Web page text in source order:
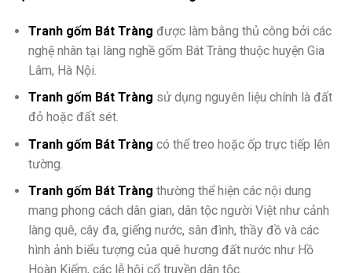
Tranh gốm Bát Tràng được làm bằng thủ công bởi các
nghệ nhân tại làng nghề gốm Bát Tràng thuộc huyện Gia
Lâm, Hà Nội.
Tranh gốm Bát Tràng sử dụng nguyên liệu chính là đất
đỏ hoặc đất sét.
Tranh gốm Bát Tràng có thể treo hoặc ốp trực tiếp lên
tường.
Tranh gốm Bát Tràng thường thể hiện các nội dung
mang phong cách dân gian, dân tộc người Việt như cảnh
làng quê, cây đa, giếng nước, sân đình, thầy đồ và các
hình ảnh biểu tượng của quê hương đất nước như Hồ
Hoàn Kiếm, các lễ hội cổ truyền dân tộc.